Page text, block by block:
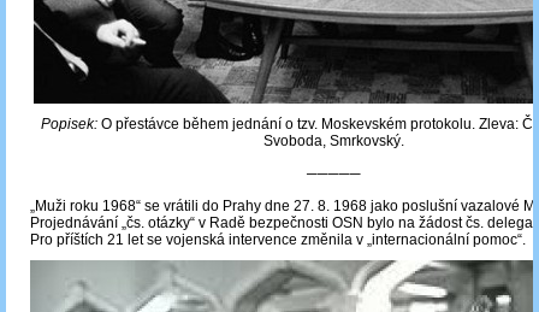
Popisek: O přestávce během jednání o tzv. Moskevském protokolu. Zleva:
Svoboda, Smrkovský.
─────
„Muži roku 1968“ se vrátili do Prahy dne 27. 8. 1968 jako poslušní vazalové
Projednávání „čs. otázky“ v Radě bezpečnosti OSN bylo na žádost čs.
Pro příštích 21 let se vojenská intervence změnila v „internacionální pomoc“.